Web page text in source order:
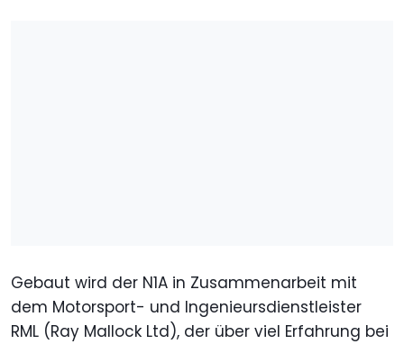
Gebaut wird der N1A in Zusammenarbeit mit
dem Motorsport- und Ingenieursdienstleister
RML (Ray Mallock Ltd), der über viel Erfahrung bei